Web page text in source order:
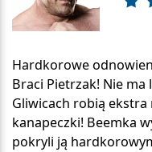
Hardkorowe
Braci Pietrzak! Nie
Gliwicach robią
kanapeczki! Beemka
pokryli ją